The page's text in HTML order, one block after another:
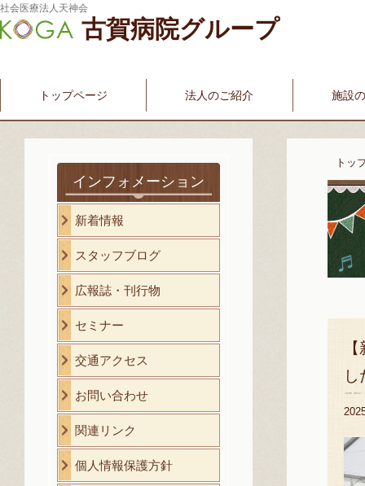
社会医療法人天神会
古賀病院グループ
トップページ 法人のご紹介 施設
新古賀みなみ病院 新古賀クリニック
インフォメーション
新着情報
スタッフブログ
広報誌・刊行物
セミナー
交通アクセス
お問い合わせ
関連リンク
個人情報保護方針
トッ